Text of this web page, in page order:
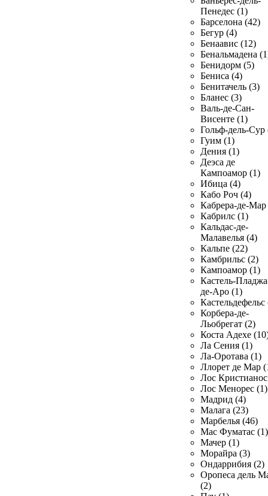
Пенедес (1)
Барселона (42)
Бегур (4)
Бенаавис (12)
Бенальмадена
Бенидорм (5)
Бениса (4)
Бенитачель (3)
Бланес (3)
Валь-де-Сан-
Висенте (1)
Гольф-дель-Сур
Гуим (1)
Дения (1)
Деэса де
Кампоамор (1)
Ибица (4)
Кабо Роч (4)
Кабрера-де-Мар
Кабрилс (1)
Кальдас-де-
Малавелья (4)
Кальпе (22)
Камбрильс (2)
Кампоамор (1)
Кастель-
де-Аро (1)
Кастельдефельс
Корбера-де-
Льобрегат (2)
Коста Адехе
Ла Сения (1)
Ла-Оротава (1)
Ллорет де Мар
Лос
Лос Менорес (1)
Мадрид (4)
Малага (23)
Марбелья (46)
Мас Фуматас (1)
Мачер (1)
Морайра (3)
Ондаррибия (2)
Оропеса дель
(2)